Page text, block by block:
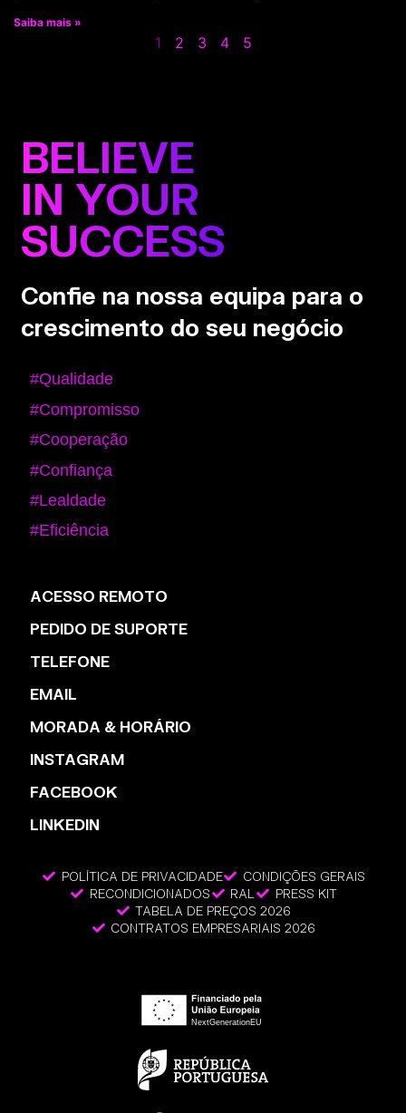
Saiba mais »
1 2 3 4 5
BELIEVE
IN YOUR
SUCCESS
Confie na nossa equipa para o
crescimento do seu negócio
#Qualidade
#Compromisso
#Cooperação
#Confiança
#Lealdade
#Eficiência
ACESSO REMOTO
PEDIDO DE SUPORTE
TELEFONE
EMAIL
MORADA & HORÁRIO
INSTAGRAM
FACEBOOK
LINKEDIN
POLÍTICA DE PRIVACIDADE
CONDIÇÕES GERAIS
RECONDICIONADOS
RAL
PRESS KIT
TABELA DE PREÇOS 2026
CONTRATOS EMPRESARIAIS 2026